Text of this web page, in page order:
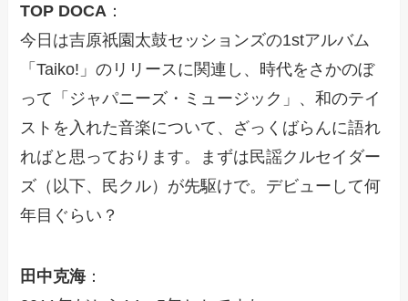
TOP DOCA ：
今日は吉原祇園太鼓セッションズの1stアルバム
「Taiko!」のリリースに関連し、時代をさかのぼ
って「ジャパニーズ・ミュージック」、和のテイ
ストを入れた音楽について、ざっくばらんに語れ
ればと思っております。まずは民謡クルセイダー
ズ（以下、民クル）が先駆けで。デビューして何
年目ぐらい？
田中克海 ：